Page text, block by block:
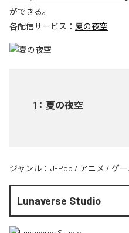
ができる。
各配信サービス： 夏の夜空
1 ： 夏の夜空
ジャンル： J-Pop / アニメ / ゲ
Lunaverse Studio